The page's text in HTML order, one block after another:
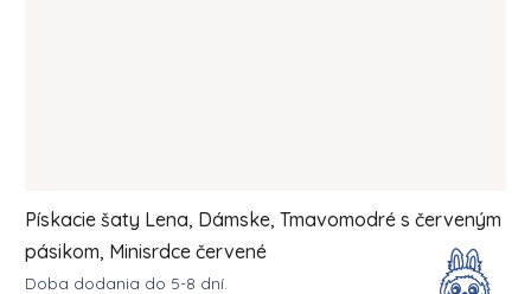
Pískacie šaty Lena, Dámske, Tmavomodré s červeným
pásikom, Minisrdce červené
Doba dodania do 5-8 dní.